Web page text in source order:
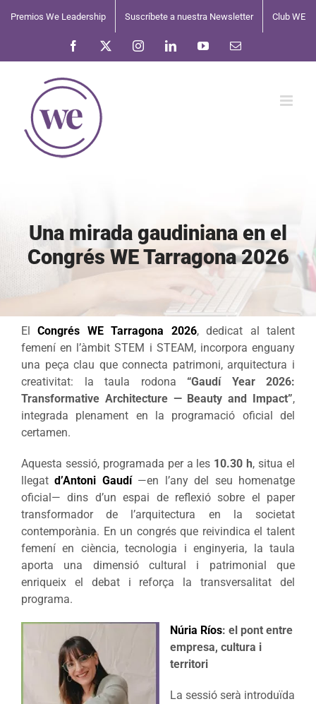
Premios We Leadership Suscríbete a nuestra Newsletter Club WE
Facebook InstagramLinkedInYouTubeCorreo
Una mirada gaudiniana en el
Congrés WE Tarragona 2026
ElCongrés WE Tarragona 2026, dedicat al talent
femení en l’àmbit STEM i STEAM, incorpora enguany
una peça clau que connecta patrimoni, arquitectura i
creativitat: la taula rodona “Gaudí Year 2026:
Transformative Architecture — Beauty and Impact”,
integrada plenament en la programació oficial del
certamen.
Aquesta sessió, programada per a les 10.30 h, situa el
llegatd’Antoni Gaudí—en l’any del seu homenatge
oficial— dins d’un espai de reflexió sobre el paper
transformador de l’arquitectura en la societat
contemporània. En un congrés que reivindica el talent
femení en ciència, tecnologia i enginyeria, la taula
aporta una dimensió cultural i patrimonial que
enriqueix el debat i reforça la transversalitat del
programa.
Núria Ríos: el pont entre
empresa, cultura i
territori
La sessió serà introduïda